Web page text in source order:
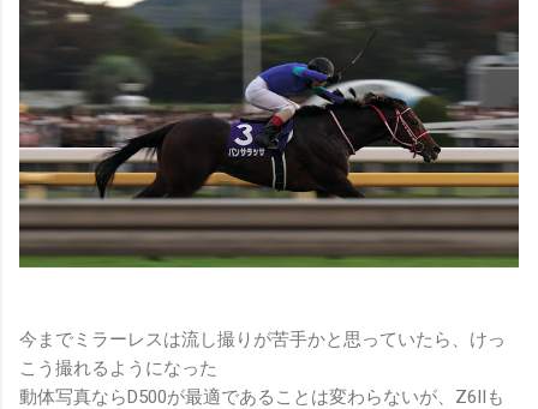
今までミラーレスは流し撮りが苦手かと思っていたら、けっ
こう撮れるようになった
動体写真ならD500が最適であることは変わらないが、Z6IIも